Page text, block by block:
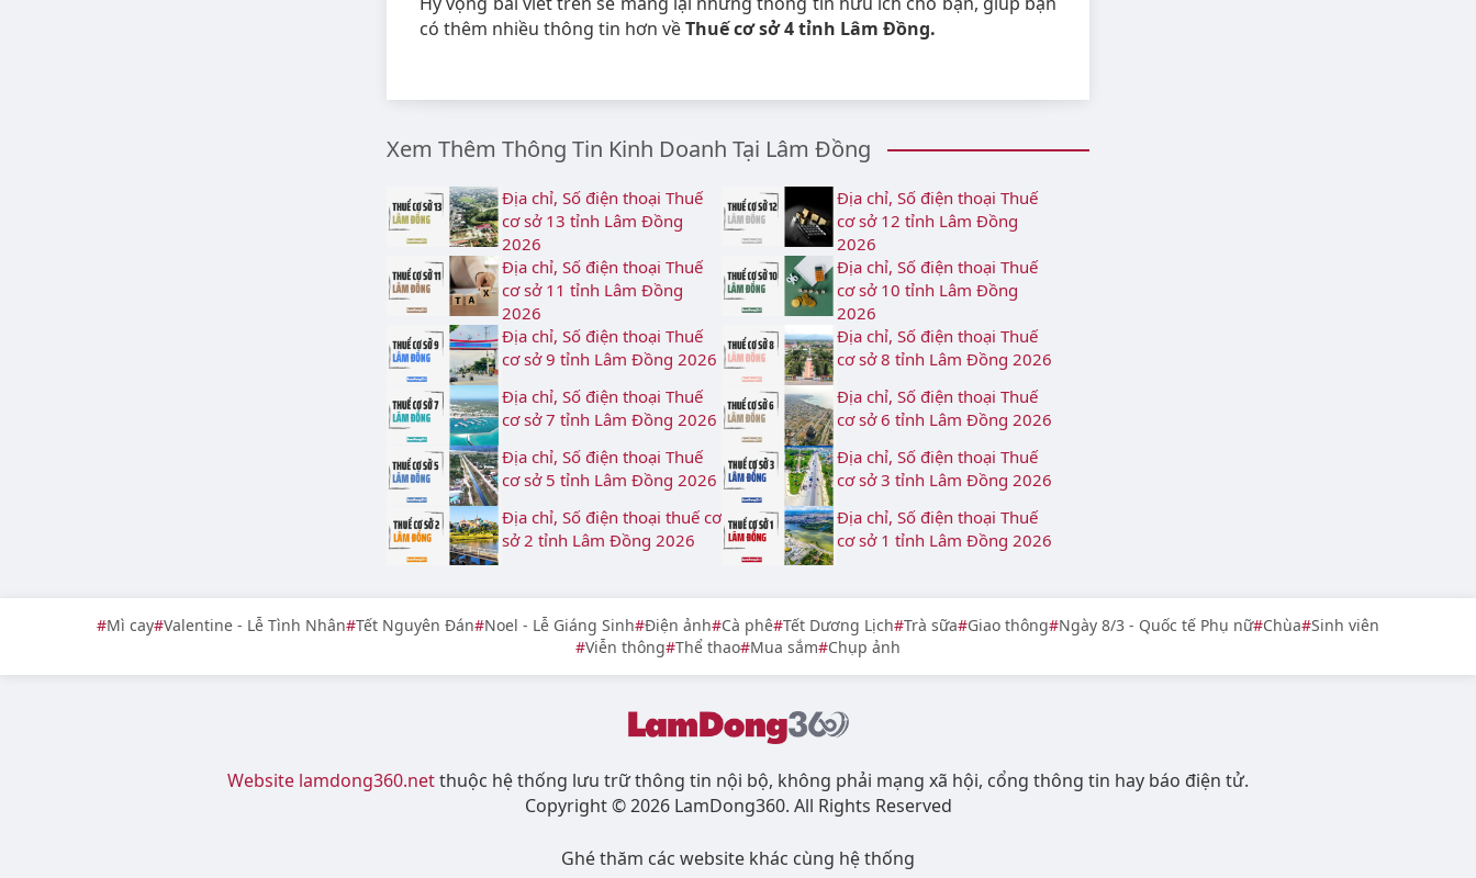
có thêm nhiều thông tin hơn vềThuế cơ sở 4 tỉnh Lâm Đồng.
Xem Thêm Thông Tin Kinh Doanh Tại Lâm Đồng
Địa chỉ, Số điện thoại Thuế
cơ sở 13 tỉnh Lâm Đồng
2026
Địa chỉ, Số điện thoại Thuế
cơ sở 12 tỉnh Lâm Đồng
2026
Địa chỉ, Số điện thoại Thuế
cơ sở 11 tỉnh Lâm Đồng
2026
Địa chỉ, Số điện thoại Thuế
cơ sở 10 tỉnh Lâm Đồng
2026
Địa chỉ, Số điện thoại Thuế
cơ sở 9 tỉnh Lâm Đồng 2026
Địa chỉ, Số điện thoại Thuế
cơ sở 8 tỉnh Lâm Đồng 2026
Địa chỉ, Số điện thoại Thuế
cơ sở 7 tỉnh Lâm Đồng 2026
Địa chỉ, Số điện thoại Thuế
cơ sở 6 tỉnh Lâm Đồng 2026
Địa chỉ, Số điện thoại Thuế
cơ sở 5 tỉnh Lâm Đồng 2026
Địa chỉ, Số điện thoại Thuế
cơ sở 3 tỉnh Lâm Đồng 2026
Địa chỉ, Số điện thoại thuế cơ
sở 2 tỉnh Lâm Đồng 2026
Địa chỉ, Số điện thoại Thuế
cơ sở 1 tỉnh Lâm Đồng 2026
Mì cay Valentine - Lễ Tình Nhân Tết Nguyên Đán Noel - Lễ Giáng Sinh Điện ảnh Cà phê Tết Dương Lịch Trà sữa Giao thông Ngày 8/3 - Quốc tế Phụ nữ Chùa Sinh viên
Viễn thông Thể thao Mua sắm Chụp ảnh
Website lamdong360.netthuộc hệ thống lưu trữ thông tin nội bộ, không phải mạng xã hội, cổng thông tin hay báo điện tử.
Copyright © 2026 LamDong360. All Rights Reserved
Ghé thăm các website khác cùng hệ thống